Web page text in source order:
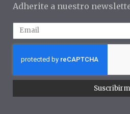
Adherite a nuestro